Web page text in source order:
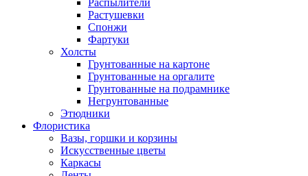
Распылители
Растушевки
Спонжи
Фартуки
Холсты
Грунтованные на картоне
Грунтованные на оргалите
Грунтованные на подрамнике
Негрунтованные
Этюдники
Флористика
Вазы, горшки и корзины
Искусственные цветы
Каркасы